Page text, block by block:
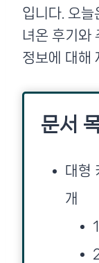
입니다. 오
녀온 후기와
정보에 대해
문서
대형
개